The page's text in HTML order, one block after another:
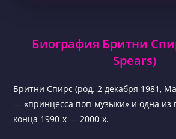
Биография Бритни
Spears)
Бритни Спирс (род. 2 декабря 1981,
— «принцесса поп-музыки» и одна из
конца 1990-х — 2000-х.